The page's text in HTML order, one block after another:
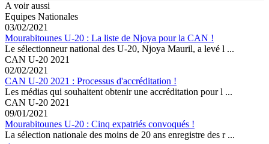
A voir aussi
Equipes Nationales
03/02/2021
Mourabitounes U-20 : La liste de Njoya pour la CAN !
Le sélectionneur national des U-20, Njoya Mauril, a levé l ...
CAN U-20 2021
02/02/2021
CAN U-20 2021 : Processus d'accréditation !
Les médias qui souhaitent obtenir une accréditation pour l ...
CAN U-20 2021
09/01/2021
Mourabitounes U-20 : Cinq expatriés convoqués !
La sélection nationale des moins de 20 ans enregistre des r ...